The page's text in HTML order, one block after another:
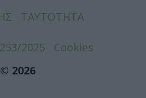
ΤΑΥΤΟΤΗΤΑ
2025
Cookies
2026